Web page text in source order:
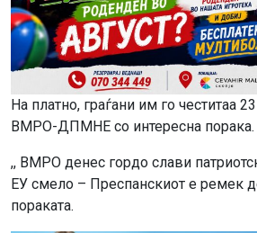
На платно, граѓани им го честитаа
ВМРО-ДПМНЕ со интересна порака.
,, ВМРО денес гордо слави
ЕУ смело – Преспанскиот е ремек
пораката.